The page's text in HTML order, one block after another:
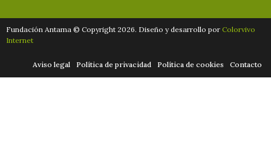
Fundación Antama © Copyright 2026. Diseño y desarrollo por Colorvivo
Internet
Aviso legal Política de privacidad Política de cookies Contacto